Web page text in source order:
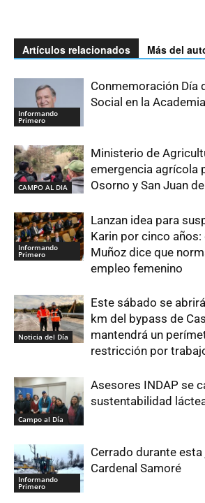
Artículos relacionados Más del
Informando
Primero
Conmemoración Día
Social en la Academia
CAMPO AL DIA
Ministerio de
emergencia agrícola
Osorno y San Juan
Informando
Primero
Lanzan idea para
Karin por cinco
Muñoz dice que
empleo femenino
Noticia del Día
Este sábado se
km del bypass de
mantendrá un
restricción por
Campo al Día
Asesores INDAP se
sustentabilidad
Informando
Primero
Cerrado durante
Cardenal Samoré